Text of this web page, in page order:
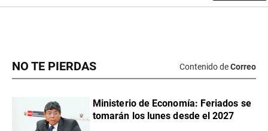
NO TE PIERDAS Contenido deCorreo
Ministerio de Economía: Feriados se
tomarán los lunes desde el 2027